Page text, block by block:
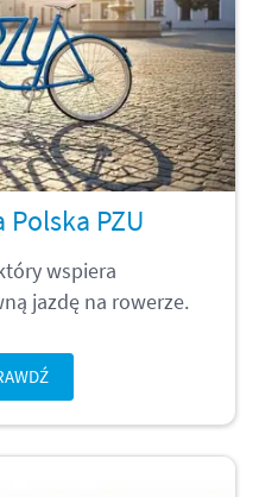
PZU
wspiera
jazdę na rowerze.